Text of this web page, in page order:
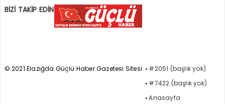
BİZİ TAKİP EDİN
© 2021 Elazığda Güçlü Haber Gazetesi Sitesi
#2051 (başlık yok)
#7422 (başlık yok)
Anasayfa